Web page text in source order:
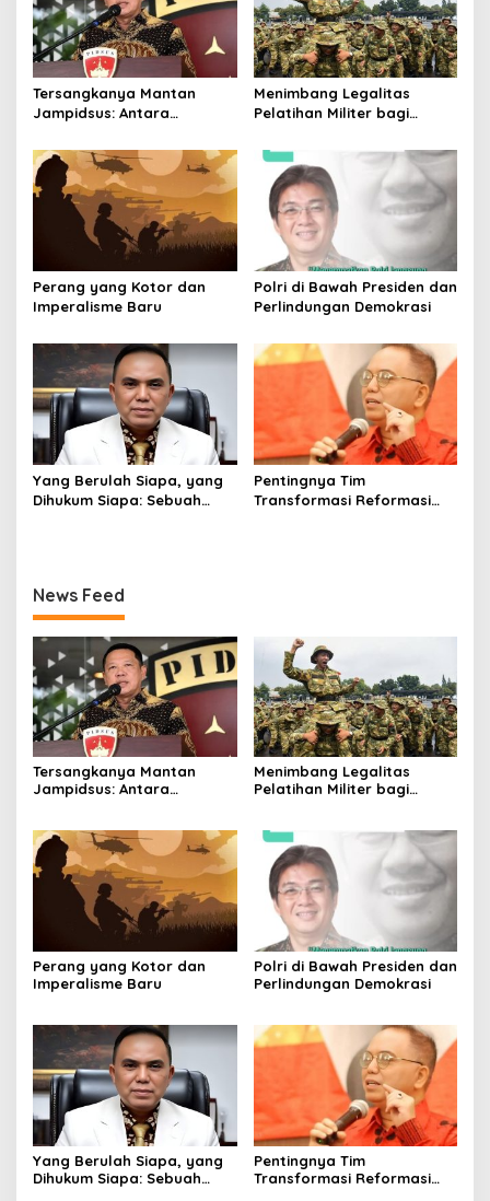
Tersangkanya Mantan
Jampidsus: Antara
Menimbang Legalitas
Pelatihan Militer bagi
Perang yang Kotor dan
Imperalisme Baru
Polri di Bawah Presiden dan
Perlindungan Demokrasi
Yang Berulah Siapa, yang
Dihukum Siapa: Sebuah
Pentingnya Tim
Transformasi Reformasi
News Feed
Tersangkanya Mantan
Jampidsus: Antara
Menimbang Legalitas
Pelatihan Militer bagi
Perang yang Kotor dan
Imperalisme Baru
Polri di Bawah Presiden dan
Perlindungan Demokrasi
Yang Berulah Siapa, yang
Dihukum Siapa: Sebuah
Pentingnya Tim
Transformasi Reformasi